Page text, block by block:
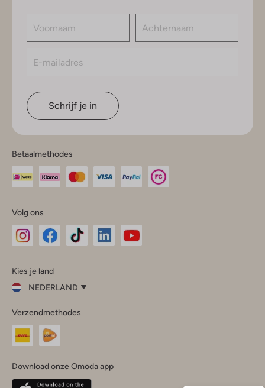
Schrijf je in
Betaalmethodes
Volg ons
InstagramFacebook
Kies je land
NEDERLAND
je
land
Nederland
Belgique(Français)
Verzendmethodes
Download onze Omoda app